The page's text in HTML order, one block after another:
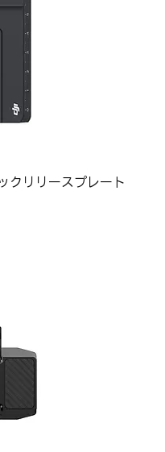
リリースプレート